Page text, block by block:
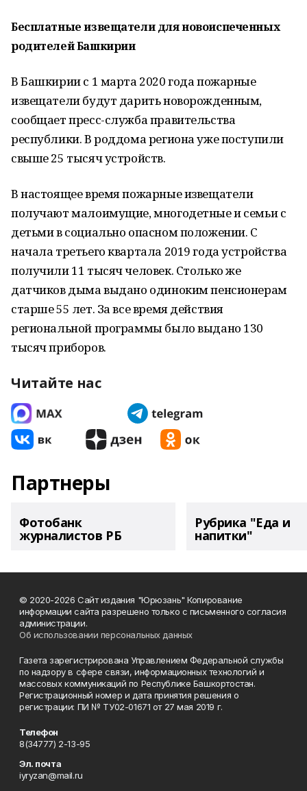
Бесплатные извещатели для новоиспеченных
родителей Башкирии
В Башкирии с 1 марта 2020 года пожарные
извещатели будут дарить новорожденным,
сообщает пресс-служба правительства
республики. В роддома региона уже поступили
свыше 25 тысяч устройств.
В настоящее время пожарные извещатели
получают малоимущие, многодетные и семьи с
детьми в социально опасном положении. С
начала третьего квартала 2019 года устройства
получили 11 тысяч человек. Столько же
датчиков дыма выдано одиноким пенсионерам
старше 55 лет. За все время действия
региональной программы было выдано 130
тысяч приборов.
Читайте нас
Партнеры
Фотобанк
журналистов РБ
Рубрика "Еда и
напитки"
© 2020-2026 Сайт издания "Юрюзань" Копирование
информации сайта разрешено только с письменного согласия
администрации.
Об использовании персональных данных
Газета зарегистрирована Управлением Федеральной службы
по надзору в сфере связи, информационных технологий и
массовых коммуникаций по Республике Башкортостан.
Регистрационный номер и дата принятия решения о
регистрации: ПИ № ТУ02-01671 от 27 мая 2019 г.
Телефон
8(34777) 2-13-95
Эл. почта
iyryzan@mail.ru